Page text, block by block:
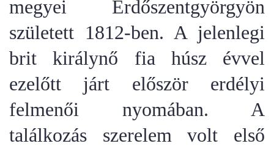
megyei Erdőszentgyörgyön
született 1812-ben. A jelenlegi
brit királynő fia húsz évvel
ezelőtt járt először erdélyi
felmenői nyomában. A
találkozás szerelem volt első